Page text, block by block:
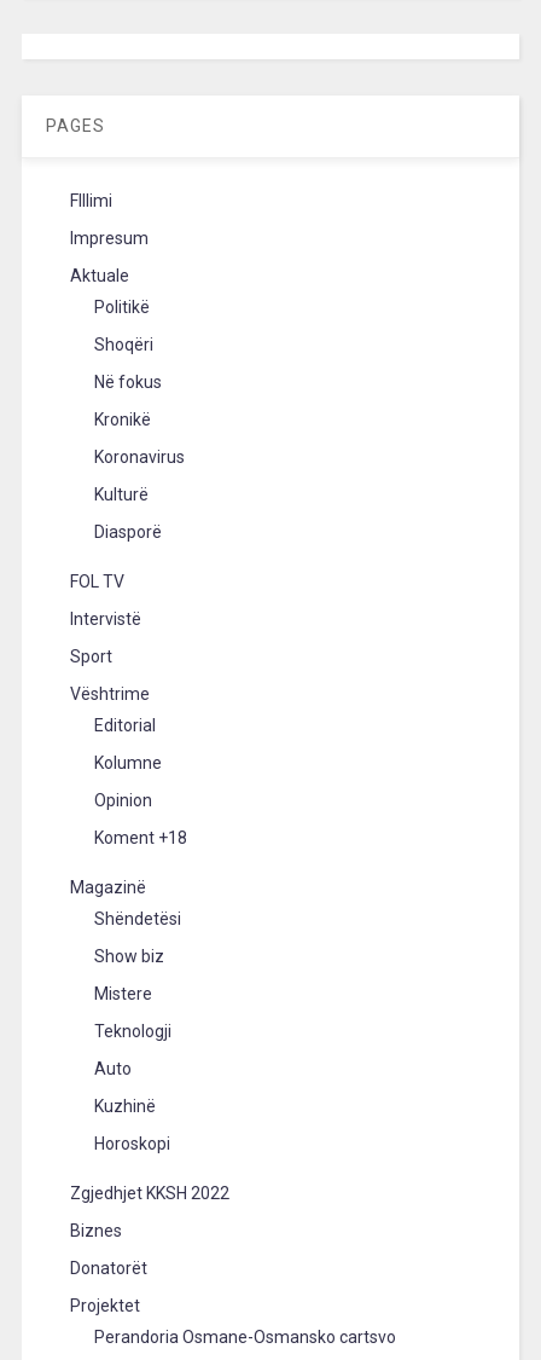
PAGES
FIllimi
Impresum
Aktuale
Politikë
Shoqëri
Në fokus
Kronikë
Koronavirus
Kulturë
Diasporë
FOL TV
Intervistë
Sport
Vështrime
Editorial
Kolumne
Opinion
Koment +18
Magazinë
Shëndetësi
Show biz
Mistere
Teknologji
Auto
Kuzhinë
Horoskopi
Zgjedhjet KKSH 2022
Biznes
Donatorët
Projektet
Perandoria Osmane-Osmansko cartsvo